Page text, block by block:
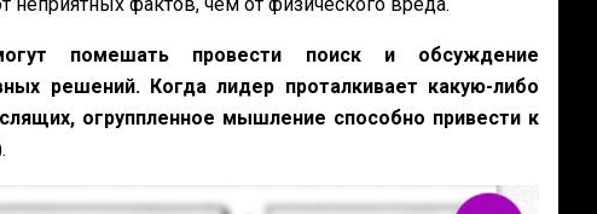
фактов, чем от физического вреда.
помешать провести поиск и обсуждение
решений.
Когда лидер проталкивает какую-либо
огруппленное мышление способно привести к